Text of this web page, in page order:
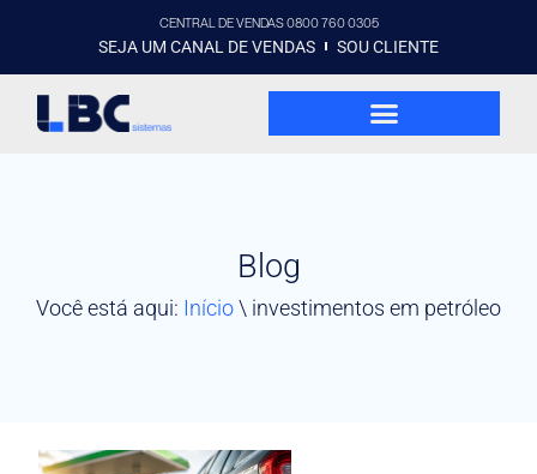
CENTRAL DE VENDAS 0800 760 0305
SEJA UM CANAL DE VENDAS SOU CLIENTE
Blog
Você está aqui: Início\ investimentos em petróleo